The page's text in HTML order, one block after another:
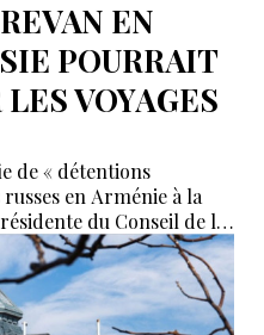
EN
POURRAIT
VOYAGES
de « détentions
en Arménie à la
du Conseil de la
a adressé une mise
si cette pratique se
à ses
voyages en Arménie.